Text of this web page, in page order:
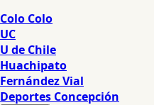
Colo Colo
UC
U de Chile
Huachipato
Fernández Vial
Deportes Concepción